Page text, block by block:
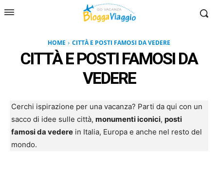
HOME CITTÀ E POSTI FAMOSI DA VEDERE
CITTÀ E POSTI FAMOSI DA
VEDERE
Cerchi ispirazione per una vacanza? Parti da qui con un
sacco di idee sulle città, monumenti iconici, posti
famosi da vedere in Italia, Europa e anche nel resto del
mondo.